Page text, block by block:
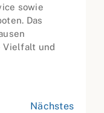
sowie
Das
Vielfalt und
Nächstes